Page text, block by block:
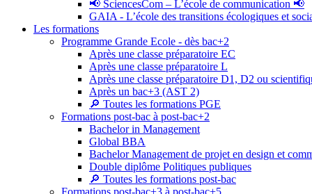
📢 SciencesCom – L’école de communication 📢
GAIA - L’école des transitions écologiques et
Les formations
Programme Grande Ecole - dès bac+2
Après une classe préparatoire EC
Après une classe préparatoire L
Après une classe préparatoire D1, D2 ou
Après un bac+3 (AST 2)
🔎 Toutes les formations PGE
Formations post-bac à post-bac+2
Bachelor in Management
Global BBA
Bachelor Management de projet en design et
Double diplôme Politiques publiques
🔎 Toutes les formations post-bac
Formations post-bac+3 à post-bac+5